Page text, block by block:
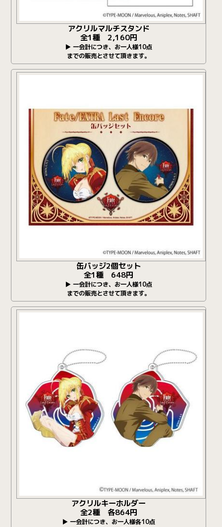
アクリルマルチスタンド
全1種 2,160円
▶ 一会計につき、お一人様10点
までの販売とさせて頂きます。
缶バッジ2個セット
全1種 648円
▶ 一会計につき、お一人様10点
までの販売とさせて頂きます。
アクリルキーホルダー
全2種 各864円
▶ 一会計につき、お一人様各10点